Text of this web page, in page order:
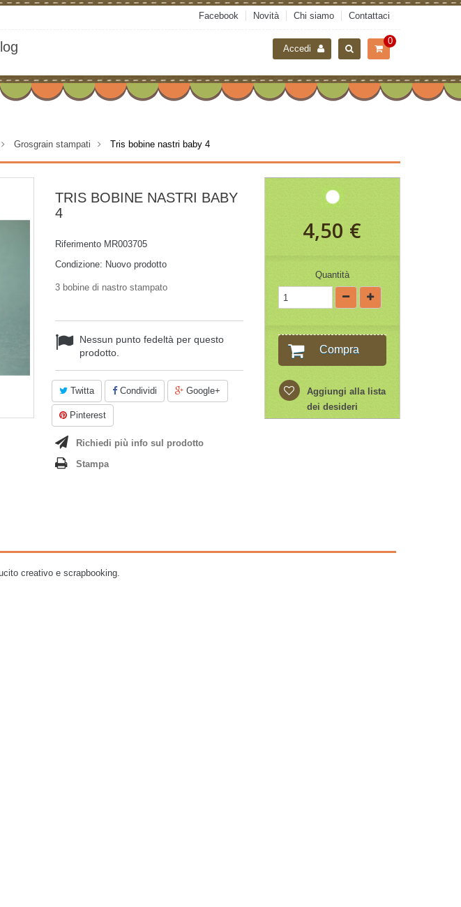
Facebook Novità Chi siamo Contattaci
0
Accedi
> Grosgrain stampati > Tris bobine nastri baby 4
TRIS BOBINE NASTRI BABY
4
Riferimento MR003705
Condizione: Nuovo prodotto
3 bobine di nastro stampato
Nessun punto fedeltà per questo
prodotto.
Twitta Condividi Google+
Pinterest
Richiedi più info sul prodotto
Stampa
4,50 €
Quantità
Compra
Aggiungi alla lista
dei desideri
creativo e scrapbooking.